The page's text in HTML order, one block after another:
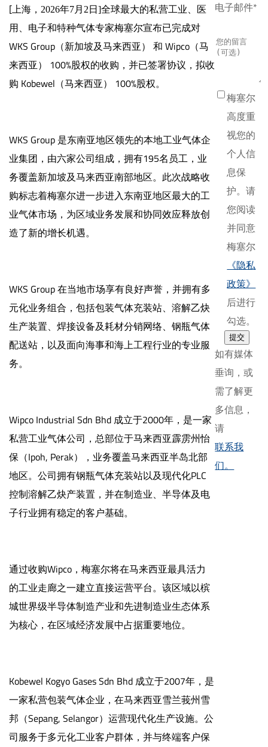
[ 上海，2026年7月2日]全球最大的私营工业、医
用、电子和特种气体专家梅塞尔宣布已完成对
WKS Group（新加坡及马来西亚） 和 Wipco（马
来西亚） 100%股权的收购，并已签署协议，拟收
购 Kobewel（马来西亚） 100%股权。
WKS Group 是东南亚地区领先的本地工业气体企
业集团，由六家公司组成，拥有195名员工，业
务覆盖新加坡及马来西亚南部地区。此次战略收
购标志着梅塞尔进一步进入东南亚地区最大的工
业气体市场，为区域业务发展和协同效应释放创
造了新的增长机遇。
WKS Group 在当地市场享有良好声誉，并拥有多
元化业务组合，包括包装气体充装站、溶解乙炔
生产装置、焊接设备及耗材分销网络、钢瓶气体
配送站，以及面向海事和海上工程行业的专业服
务。
Wipco Industrial Sdn Bhd 成立于2000年，是一家
私营工业气体公司，总部位于马来西亚霹雳州怡
保（Ipoh, Perak），业务覆盖马来西亚半岛北部
地区。公司拥有钢瓶气体充装站以及现代化PLC
控制溶解乙炔产装置，并在制造业、半导体及电
子行业拥有稳定的客户基础。
通过收购Wipco，梅塞尔将在马来西亚最具活力
的工业走廊之一建立直接运营平台。该区域以槟
城世界级半导体制造产业和先进制造业生态体系
为核心，在区域经济发展中占据重要地位。
Kobewel Kogyo Gases Sdn Bhd 成立于2007年，是
一家私营包装气体企业，在马来西亚雪兰莪州雪
邦（Sepang, Selangor）运营现代化生产设施。公
司服务于多元化工业客户群体，并与终端客户保
电子邮件*
梅塞尔
高度重
视您的
个人信
息保
护。请
您阅读
并同意
梅塞尔
《隐私
政策》
后进行
勾选。
提交
如有媒体
垂询，或
需了解更
多信息，
请
联系我
们。